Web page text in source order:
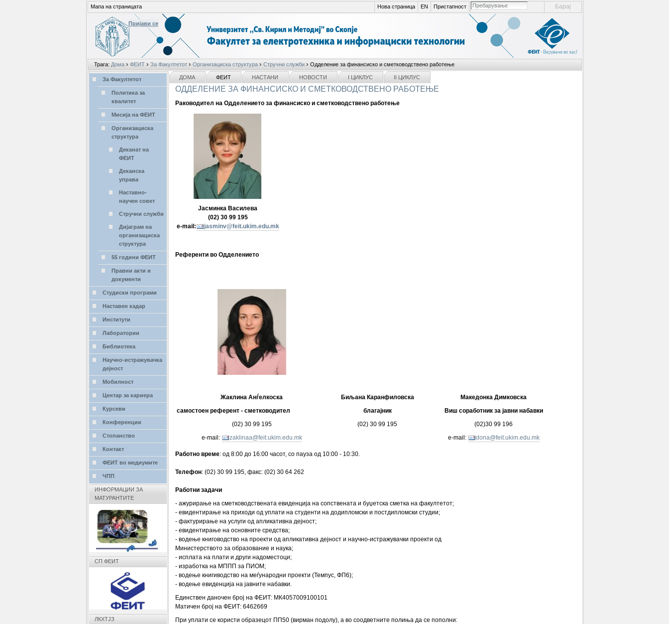
Лични
алати
Пријави се
Трага: Дома › ФЕИТ › За Факултетот › Организациска структура › Стручни служби › Одделение за финансиско и сметководствено работење
пребарување ел. места
напредно пребарување...
Мапа на страницата Пристапност
EN
Нова страница
делови
ДОМА ФЕИТ НАСТАНИ НОВОСТИ I ЦИКЛУС II ЦИКЛУС
ОДДЕЛЕНИЕ ЗА ФИНАНСИСКО И СМЕТКОВОДСТВЕНО РАБОТЕЊЕ
Раководител на Одделението за финансиско и сметководствено работење
Јасминка Василева
(02) 30 99 195
e-mail:
jasminv@feit.ukim.edu.mk
Референти во Одделението
Жаклина Анѓелкоска
самостоен референт - сметководител
(02) 30 99 195
e-mail:
zaklinaa@feit.ukim.edu.mk
Биљана Каранфиловска
благајник
(02) 30 99 195
Македонка Димковска
Виш соработник за јавни набавки
(02)30 99 196
e-mail:
dona@feit.ukim.edu.mk
Работно време: од 8:00 до 16:00 часот, со пауза од 10:00 - 10:30.
Телефон: (02) 30 99 195, факс: (02) 30 64 262
Работни задачи
- ажурирање на сметководствената евиденција на сопствената и буџетска сметка на факултетот;
- евидентирање на приходи од уплати на студенти на додипломски и постдипломски студии;
- фактурирање на услуги од апликативна дејност;
- евидентирање на основните средства;
- водење книговодство на проекти од апликативна дејност и научно-истражувачки проекти од
Министерството за образование и наука;
- исплата на плати и други надоместоци;
- изработка на МППП за ПИОМ;
- водење книгиводство на меѓународни проекти (Темпус, ФП6);
- водење евиденција на јавните набавки.
Единствен даночен број на ФЕИТ: МК4057009100101
Матичен број на ФЕИТ: 6462669
При уплати се користи образецот ПП50 (вирман подолу), а во соодветните полиња да се пополни:
NAVIGATION
За Факултетот
Политика за
квалитет
Мисија на ФЕИТ
Организациска
структура
Деканат на
ФЕИТ
Деканска
управа
Наставно-
научен совет
Стручни служби
Дијаграм на
организациска
структура
55 години ФЕИТ
Правни акти и
документи
Студиски програми
Наставен кадар
Институти
Лаборатории
Библиотека
Научно-истражувачка
дејност
Мобилност
Центар за кариера
Курсеви
Конференции
Стопанство
Контакт
ФЕИТ во медиумите
ЧПП
ИНФОРМАЦИИ ЗА
МАТУРАНТИТЕ
СП ФЕИТ
ЛКХТЈЗ